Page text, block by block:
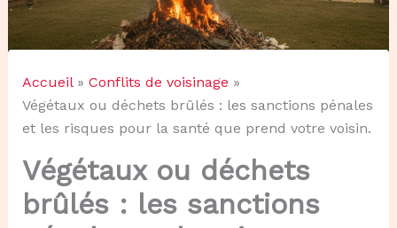
Accueil
Conflits de voisinage
Végétaux ou déchets brûlés : les sanctions pénales
et les risques pour la santé que prend votre voisin.
Végétaux ou déchets
brûlés : les sanctions